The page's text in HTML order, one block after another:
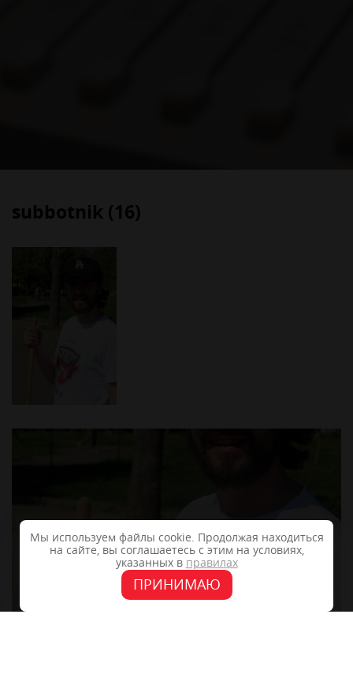
subbotnik (16)
Мы используем файлы cookie. Продолжая находиться
на сайте, вы соглашаетесь с этим на условиях,
указанных в правилах
ПРИНИМАЮ